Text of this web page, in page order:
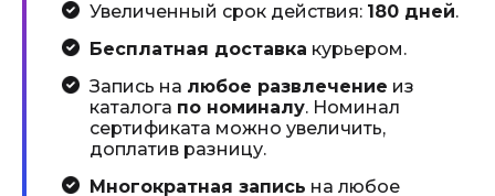
Увеличенный срок действия: 180 дней.
Бесплатная доставка курьером.
Запись на любое развлечение из
каталога по номиналу. Номинал
сертификата можно увеличить,
доплатив разницу.
Многократная запись на любое